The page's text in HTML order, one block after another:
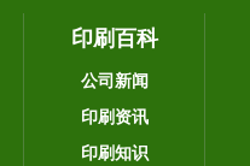
印刷百科
公司新闻
印刷资讯
印刷知识